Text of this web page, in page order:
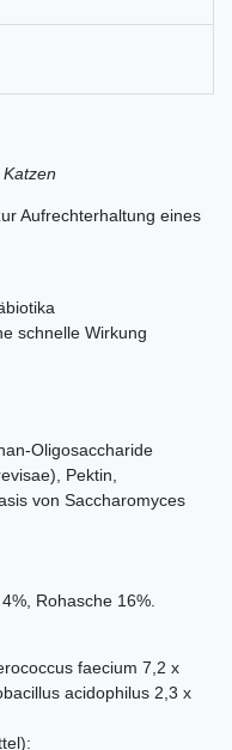
Aufrechterhaltung eines
schnelle Wirkung
Oligosaccharide
Pektin,
von Saccharomyces
Rohasche 16%.
faecium 7,2 x
acidophilus 2,3 x